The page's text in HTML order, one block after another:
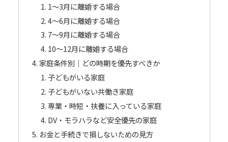
1〜3月に離婚する場合
4〜6月に離婚する場合
7〜9月に離婚する場合
10〜12月に離婚する場合
家庭条件別｜どの時期を優先すべきか
子どもがいる家庭
子どもがいない共働き家庭
専業・時短・扶養に入っている家庭
DV・モラハラなど安全優先の家庭
お金と手続きで損しないための見方